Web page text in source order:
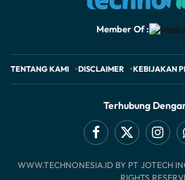
Member Of :
TENTANG KAMI DISCLAIMER KEBIJAKAN
Terhubung
Facebook
X
(Twitter)
WWW.TECHNONESIA.ID BY PT JOTECH
RIGHTS